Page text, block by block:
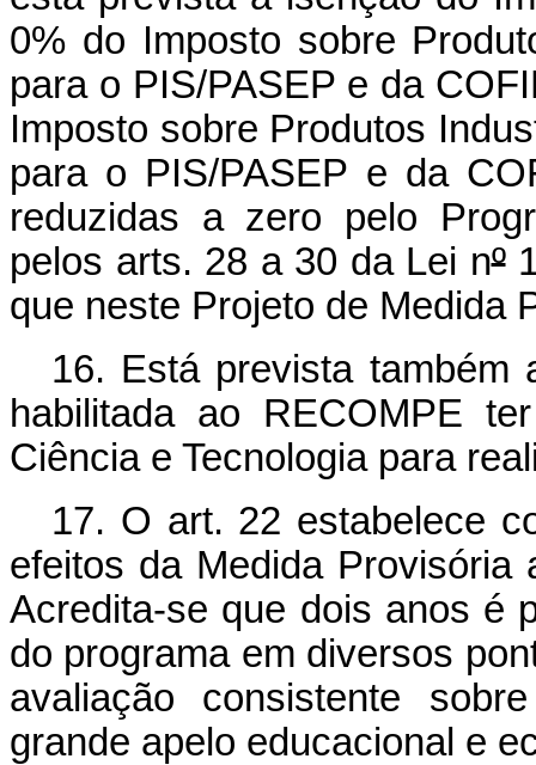
0% do Imposto sobre
para o PIS/PASEP e da
Imposto sobre Produtos
para o PIS/PASEP e da
reduzidas a zero pelo
pelos arts. 28 a 30 da Lei nº
que neste Projeto de Medida
16. Está prevista também
habilitada ao RECOMPE
Ciência e Tecnologia para
17. O art. 22 estabelece
efeitos da Medida
Acredita-se que dois anos é
do programa em diversos
avaliação consistente
grande apelo educacional e